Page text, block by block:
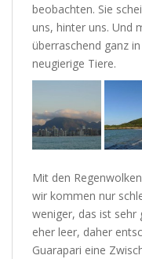
beobachten. Sie
uns, hinter uns. Und
überraschend ganz
neugierige Tiere.
Mit den
wir kommen nur
weniger, das ist sehr
eher leer, daher
Guarapari eine